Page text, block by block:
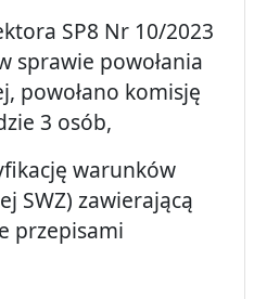
SP8 Nr 10/2023
sprawie powołania
powołano komisję
3 osób,
warunków
SWZ) zawierającą
przepisami